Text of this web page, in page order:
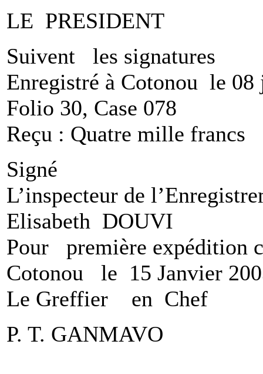
LE PRESIDENT
Suivent les signatures
Enregistré à Cotonou le 08
Folio 30, Case 078
Reçu : Quatre mille francs
Signé
L’inspecteur de
Elisabeth DOUVI
Pour première expédition
Cotonou le 15 Janvier
Le Greffier en Chef
P. T. GANMAVO